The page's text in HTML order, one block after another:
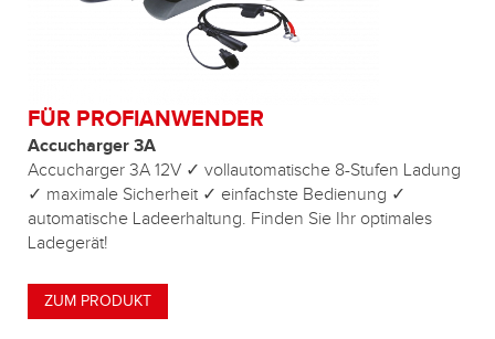
FÜR PROFIANWENDER
Accucharger 3A
Accucharger 3A 12V ✓ vollautomatische 8-Stufen Ladung
✓ maximale Sicherheit ✓ einfachste Bedienung ✓
automatische Ladeerhaltung. Finden Sie Ihr optimales
Ladegerät!
ZUM PRODUKT